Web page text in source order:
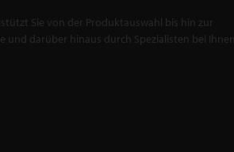
Sie von der Produktauswahl bis hin zur
und darüber hinaus durch Spezialisten bei Ihnen